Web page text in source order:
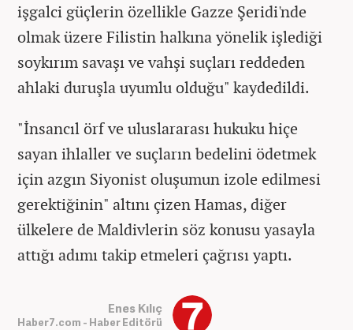
işgalci güçlerin özellikle Gazze Şeridi'nde
olmak üzere Filistin halkına yönelik işlediği
soykırım savaşı ve vahşi suçları reddeden
ahlaki duruşla uyumlu olduğu" kaydedildi.
"İnsancıl örf ve uluslararası hukuku hiçe
sayan ihlaller ve suçların bedelini ödetmek
için azgın Siyonist oluşumun izole edilmesi
gerektiğinin" altını çizen Hamas, diğer
ülkelere de Maldivlerin söz konusu yasayla
attığı adımı takip etmeleri çağrısı yaptı.
Enes Kılıç
Haber7.com - Haber Editörü